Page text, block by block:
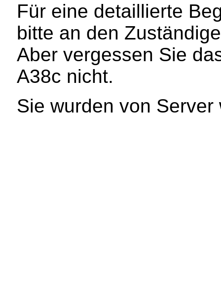
Für eine detaillierte
bitte an den
Aber vergessen Sie
A38c nicht.
Sie wurden von